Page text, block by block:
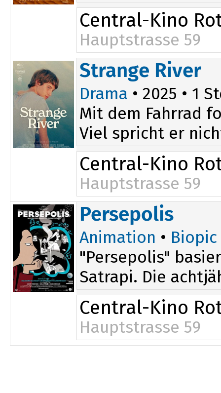
Central-Kino
Hauptstrasse 59
Strange River
Drama • 2025 • 1
Mit dem Fahrrad
Viel spricht er
Central-Kino
Hauptstrasse 59
Persepolis
Animation • Biopic
"Persepolis"
Satrapi. Die
Central-Kino
Hauptstrasse 59